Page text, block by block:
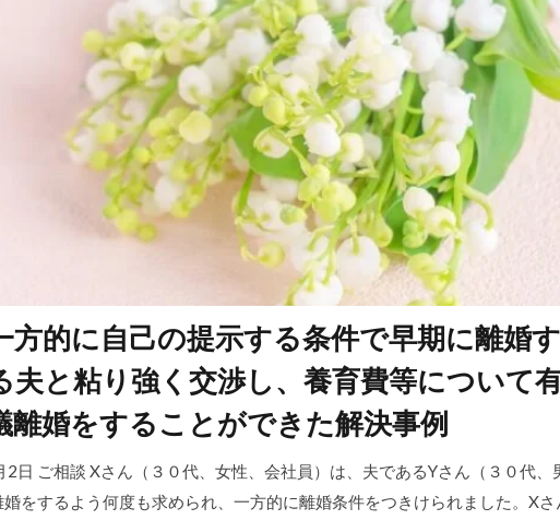
方的に自己の提示する条件で早期に離婚
夫と粘り強く交渉し、養育費等について
離婚をすることができた解決事例
日 ご相談 Xさん（３０代、女性、会社員）は、夫であるYさん（３０代、
をするよう何度も求められ、一方的に離婚条件をつきけられました。Xさ